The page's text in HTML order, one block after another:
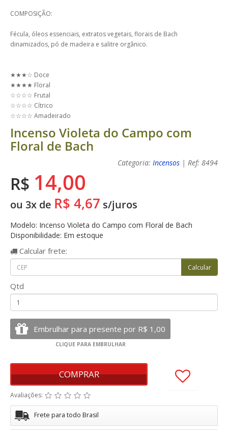
COMPOSIÇÃO:
Fécula, óleos essenciais, extratos vegetais, florais de Bach
dinamizados, pó de madeira e salitre orgânico.
★★★☆ Doce
★★★★ Floral
☆☆☆☆ Frutal
☆☆☆☆ Cítrico
☆☆☆☆ Amadeirado
Incenso Violeta do Campo com
Floral de Bach
Categoria: Incensos | Ref: 8494
R$ 14,00
ou 3x de R$ 4,67 s/juros
Modelo: Incenso Violeta do Campo com Floral de Bach
Disponibilidade: Em estoque
Calcular frete:
Qtd
COMPRAR
Avaliações:
Frete para todo Brasil